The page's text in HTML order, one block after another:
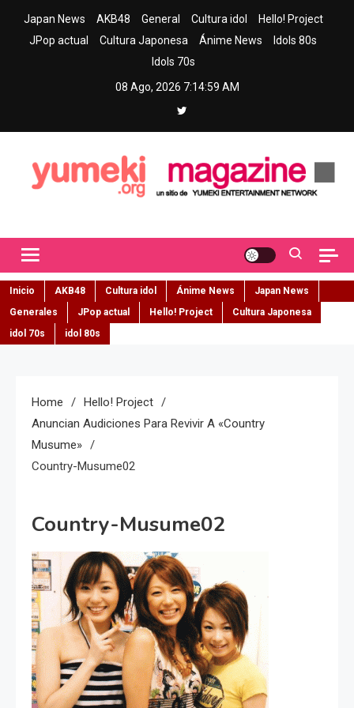
Japan News AKB48 General Cultura idol
Hello! Project
JPop actual
Cultura Japonesa Ánime News
Idols 80s
Idols 70s
08 Ago, 2026 7:15:00 AM
Inicio AKB48 Cultura idol Ánime News
Japan News
Generales
JPop actual Hello! Project
Cultura Japonesa
idol 70s
idol 80s
Home
Hello! Project
Anuncian Audiciones Para Revivir A «Country
Musume»
Country-Musume02
Country-Musume02